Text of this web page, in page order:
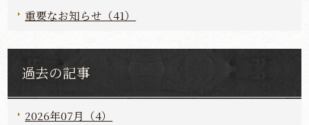
重要なお知らせ（41）
過去の記事
2026年07月（4）